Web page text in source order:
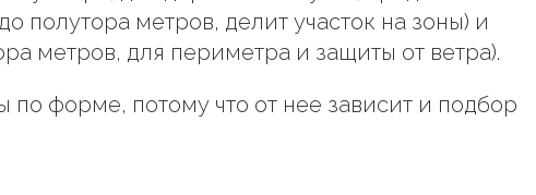
полутора метров, делит участок на зоны) и
метров, для периметра и защиты от ветра).
форме, потому что от нее зависит и подбор